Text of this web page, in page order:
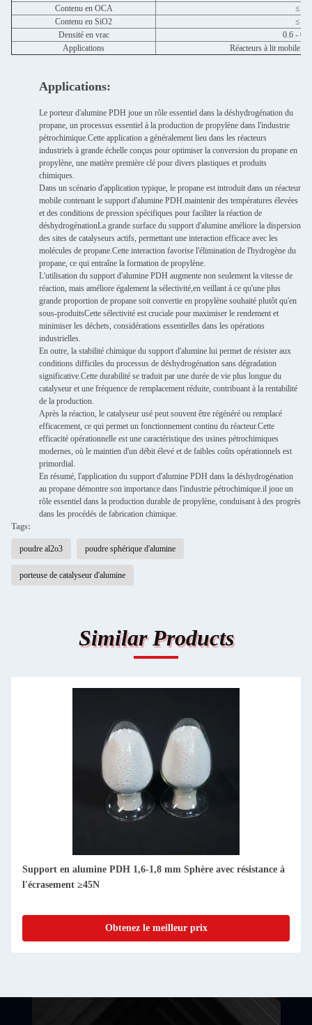
Contenu en OCA
≤
Contenu en SiO2
≤
Densité en vrac
0.6 -
Applications
Réacteurs à lit mobile,
Applications:
Le porteur d'alumine PDH joue un rôle essentiel dans la déshydrogénation du
propane, un processus essentiel à la production de propylène dans l'industrie
pétrochimique.Cette application a généralement lieu dans les réacteurs
industriels à grande échelle conçus pour optimiser la conversion du propane en
propylène, une matière première clé pour divers plastiques et produits
chimiques.
Dans un scénario d'application typique, le propane est introduit dans un réacteur
mobile contenant le support d'alumine PDH.maintenir des températures élevées
et des conditions de pression spécifiques pour faciliter la réaction de
déshydrogénationLa grande surface du support d'alumine améliore la dispersion
des sites de catalyseurs actifs, permettant une interaction efficace avec les
molécules de propane.Cette interaction favorise l'élimination de l'hydrogène du
propane, ce qui entraîne la formation de propylène.
L'utilisation du support d'alumine PDH augmente non seulement la vitesse de
réaction, mais améliore également la sélectivité,en veillant à ce qu'une plus
grande proportion de propane soit convertie en propylène souhaité plutôt qu'en
sous-produitsCette sélectivité est cruciale pour maximiser le rendement et
minimiser les déchets, considérations essentielles dans les opérations
industrielles.
En outre, la stabilité chimique du support d'alumine lui permet de résister aux
conditions difficiles du processus de déshydrogénation sans dégradation
significative.Cette durabilité se traduit par une durée de vie plus longue du
catalyseur et une fréquence de remplacement réduite, contribuant à la rentabilité
de la production.
Après la réaction, le catalyseur usé peut souvent être régénéré ou remplacé
efficacement, ce qui permet un fonctionnement continu du réacteur.Cette
efficacité opérationnelle est une caractéristique des usines pétrochimiques
modernes, où le maintien d'un débit élevé et de faibles coûts opérationnels est
primordial.
En résumé, l'application du support d'alumine PDH dans la déshydrogénation
au propane démontre son importance dans l'industrie pétrochimique.il joue un
rôle essentiel dans la production durable de propylène, conduisant à des progrès
dans les procédés de fabrication chimique.
Tags:
poudre al2o3 poudre sphérique d'alumine
porteuse de catalyseur d'alumine
Similar Products
Support en alumine PDH 1,6-1,8 mm Sphère avec résistance à
l'écrasement ≥45N
Obtenez le meilleur prix